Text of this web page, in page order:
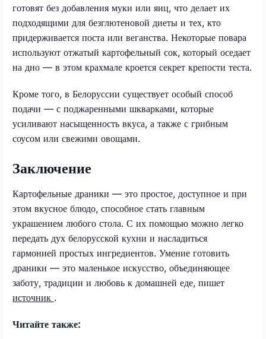
готовят без добавления муки или яиц, что делает их
подходящими для безглютеновой диеты и тех, кто
придерживается поста или веганства. Некоторые повара
используют отжатый картофельный сок, который оседает
на дно — в этом крахмале кроется секрет крепости теста.
Кроме того, в Белоруссии существует особый способ
подачи — с поджаренными шкварками, которые
усиливают насыщенность вкуса, а также с грибным
соусом или свежими овощами.
Заключение
Картофельные драники — это простое, доступное и при
этом вкусное блюдо, способное стать главным
украшением любого стола. С их помощью можно легко
передать дух белорусской кухни и насладиться
гармонией простых ингредиентов. Умение готовить
драники — это маленькое искусство, объединяющее
заботу, традиции и любовь к домашней еде, пишет
источник .
Читайте также: